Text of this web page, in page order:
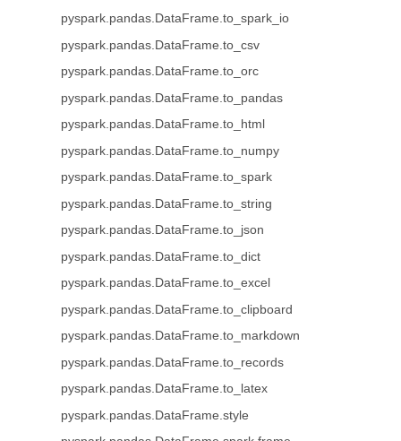
pyspark.pandas.DataFrame.to_spark_io
pyspark.pandas.DataFrame.to_csv
pyspark.pandas.DataFrame.to_orc
pyspark.pandas.DataFrame.to_pandas
pyspark.pandas.DataFrame.to_html
pyspark.pandas.DataFrame.to_numpy
pyspark.pandas.DataFrame.to_spark
pyspark.pandas.DataFrame.to_string
pyspark.pandas.DataFrame.to_json
pyspark.pandas.DataFrame.to_dict
pyspark.pandas.DataFrame.to_excel
pyspark.pandas.DataFrame.to_clipboard
pyspark.pandas.DataFrame.to_markdown
pyspark.pandas.DataFrame.to_records
pyspark.pandas.DataFrame.to_latex
pyspark.pandas.DataFrame.style